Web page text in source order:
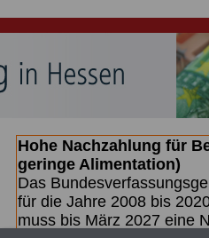
Hohe Nachzahlung für
geringe Alimentation)
Das
für die Jahre 2008 bis
muss bis März 2027 eine